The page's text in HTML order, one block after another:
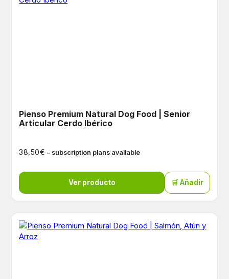
Pienso Premium Natural Dog Food | Senior
Articular Cerdo Ibérico
38,50€ – subscription plans available
Ver producto 🛒 Añadir